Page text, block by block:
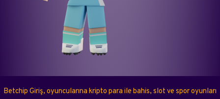
Betchip Giriş, oyuncularına kripto para ile bahis, slot ve spor oyunları